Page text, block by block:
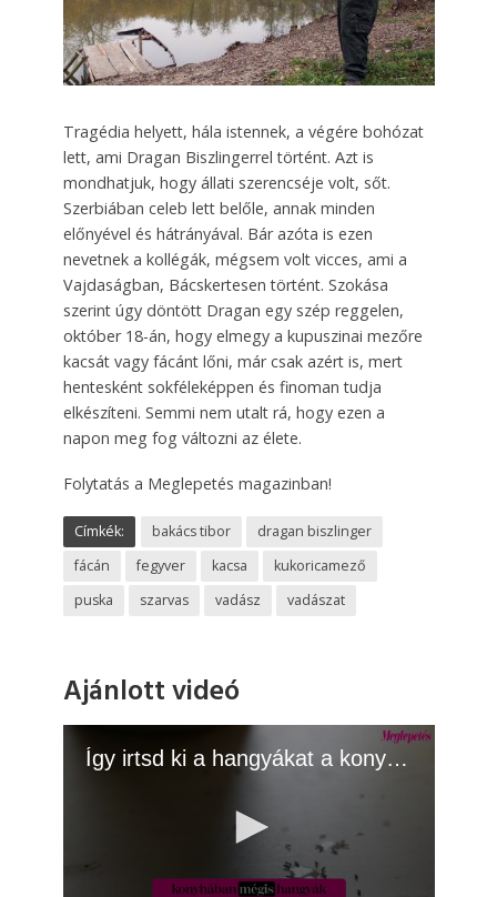
Tragédia helyett, hála istennek, a végére bohózat
lett, ami Dragan Biszlingerrel történt. Azt is
mondhatjuk, hogy állati szerencséje volt, sőt.
Szerbiában celeb lett belőle, annak minden
előnyével és hátrányával. Bár azóta is ezen
nevetnek a kollégák, mégsem volt vicces, ami a
Vajdaságban, Bácskertesen történt. Szokása
szerint úgy döntött Dragan egy szép reggelen,
október 18-án, hogy elmegy a kupuszinai mezőre
kacsát vagy fácánt lőni, már csak azért is, mert
hentesként sokféleképpen és finoman tudja
elkészíteni. Semmi nem utalt rá, hogy ezen a
napon meg fog változni az élete.
Folytatás a Meglepetés magazinban!
Címkék: bakács tibor
dragan biszlinger
fácán
fegyver kacsa
kukoricamező
puska
szarvas vadász vadászat
Ajánlott videó
Így irtsd ki a hangyákat a konyhából